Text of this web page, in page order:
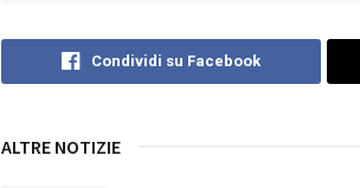
Condividi su Facebook
ALTRE NOTIZIE